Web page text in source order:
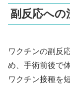
副反応への
ワクチンの副反
め、手術前後で
ワクチン接種を